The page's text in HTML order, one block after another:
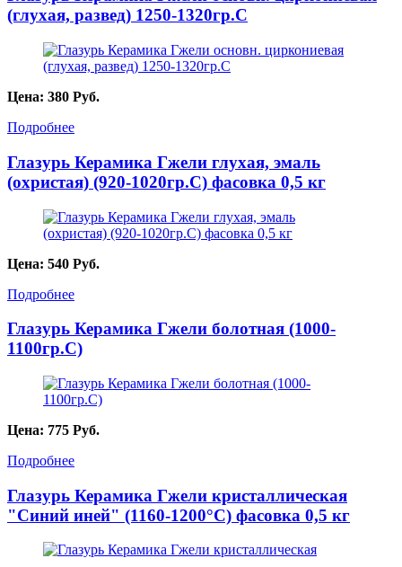
(глухая, развед) 1250-1320гр.С
Цена: 380 Руб.
Подробнее
Глазурь Керамика Гжели глухая, эмаль
(охристая) (920-1020гр.С) фасовка 0,5 кг
Цена: 540 Руб.
Подробнее
Глазурь Керамика Гжели болотная (1000-
1100гр.С)
Цена: 775 Руб.
Подробнее
Глазурь Керамика Гжели кристаллическая
"Синий иней" (1160-1200°С) фасовка 0,5 кг